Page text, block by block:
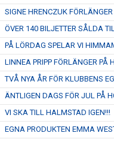
SIGNE HRENCZUK
ÖVER 140 BILJETTER SÅLDA
PÅ LÖRDAG SPELAR VI
LINNEA PRIPP FÖRLÄNGER PÅ
TVÅ NYA ÅR FÖR KLUBBENS
ÄNTLIGEN DAGS FÖR JUL PÅ
VI SKA TILL HALMSTAD IGEN!!!
EGNA PRODUKTEN EMMA